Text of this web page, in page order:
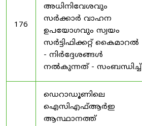
176
അധിനിവേശവും
സർക്കാർ വാഹന
ഉപയോഗവും സ്വയം
സർട്ടിഫിക്കറ്റ് കൈമാറൽ
- നിർദ്ദേശങ്ങൾ
നൽകുന്നത് - സംബന്ധിച്ച്
ഡെറാഡൂണിലെ
ഐസിഎഫ്ആർഇ
ആസ്ഥാനത്ത്